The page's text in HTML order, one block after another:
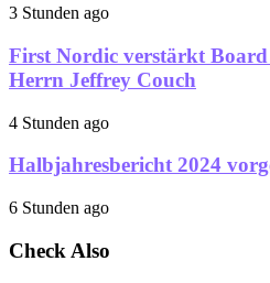
3 Stunden ago
First Nordic verstärkt
Herrn Jeffrey Couch
4 Stunden ago
Halbjahresbericht 2024
6 Stunden ago
Check Also